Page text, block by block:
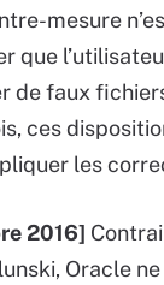
mesure
que
de faux
ces
les
2016]
Oracle